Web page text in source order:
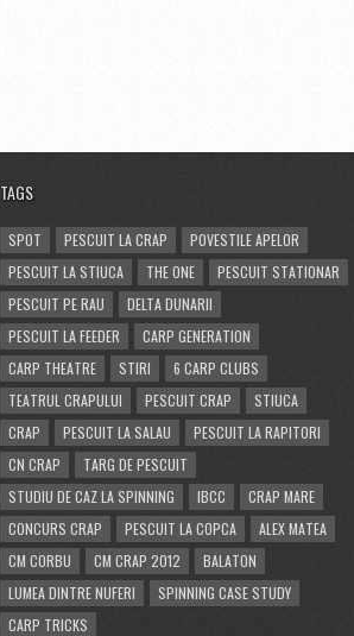
TAGS
SPOT PESCUIT LA CRAP
POVESTILE APELOR
PESCUIT LA STIUCA
THE ONE
PESCUIT STATIONAR
PESCUIT PE RAU
DELTA DUNARII
PESCUIT LA FEEDER
CARP GENERATION
CARP THEATRE
STIRI
6 CARP CLUBS
TEATRUL CRAPULUI
PESCUIT CRAP
STIUCA
CRAP
PESCUIT LA SALAU
PESCUIT LA RAPITORI
CN CRAP
TARG DE PESCUIT
STUDIU DE CAZ LA SPINNING
IBCC
CRAP MARE
CONCURS CRAP
PESCUIT LA COPCA
ALEX MATEA
CM CORBU
CM CRAP 2012
BALATON
LUMEA DINTRE NUFERI
SPINNING CASE STUDY
CARP TRICKS